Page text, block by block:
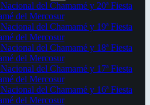
del Chamamé y 20ª Fiesta
del Mercosur
del Chamamé y 19ª Fiesta
del Mercosur
del Chamamé y 18ª Fiesta
del Mercosur
del Chamamé y 17ª Fiesta
del Mercosur
del Chamamé y 16ª Fiesta
del Mercosur